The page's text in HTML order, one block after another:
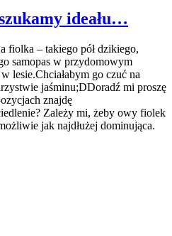
ideału…
fiolka – takiego pół dzikiego,
samopas w przydomowym
lesie.Chciałabym go czuć na
jaśminu;DDoradź mi proszę
znajdę
Zależy mi, żeby owy fiolek
jak najdłużej dominująca.